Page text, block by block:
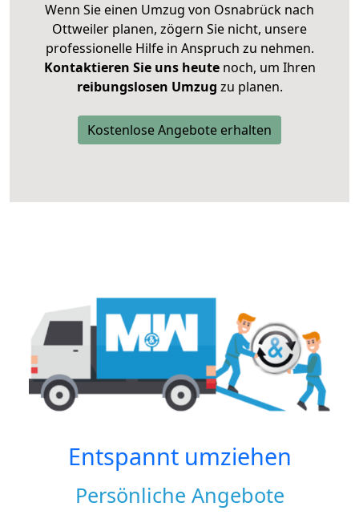
Wenn Sie einen Umzug von Osnabrück nach
Ottweiler planen, zögern Sie nicht, unsere
professionelle Hilfe in Anspruch zu nehmen.
Kontaktieren Sie uns heutenoch, um Ihren
reibungslosen Umzug zu planen.
Kostenlose Angebote erhalten
Entspannt umziehen
Persönliche Angebote